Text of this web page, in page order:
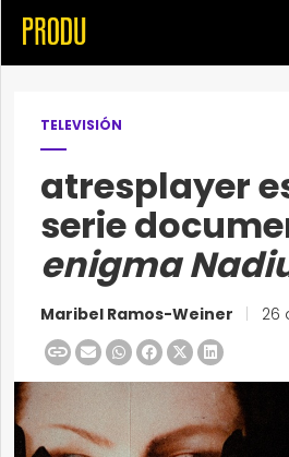
TELEVISIÓN
atresplayer
serie
enigma
Maribel Ramos-Weiner 26